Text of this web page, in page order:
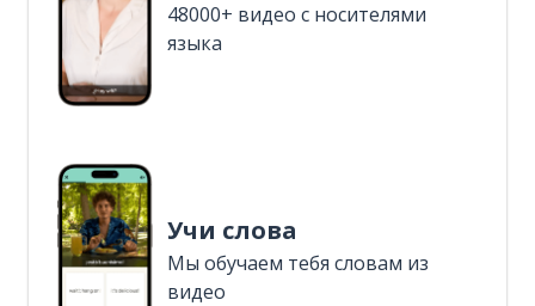
48000+ видео с носителями
языка
Учи слова
Мы обучаем тебя словам из
видео